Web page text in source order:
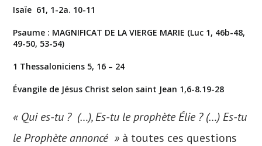
publication :
Isaïe 61, 1-2a. 10-11
Psaume : MAGNIFICAT DE LA VIERGE MARIE (Luc 1, 46b-48,
49-50, 53-54)
1 Thessaloniciens 5, 16 – 24
Évangile de Jésus Christ selon saint Jean 1,6-8.19-28
« Qui es-tu ? (…), Es-tu le prophète Élie ? (…) Es-tu
le Prophète annoncé » à toutes ces questions